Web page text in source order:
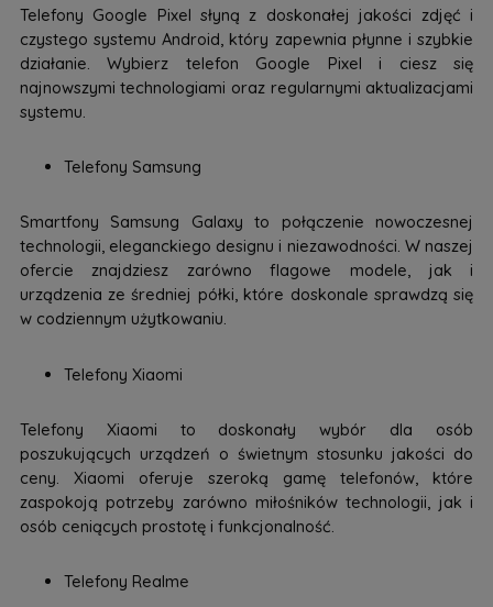
Telefony Google Pixel słyną z doskonałej jakości zdjęć i
czystego systemu Android, który zapewnia płynne i szybkie
działanie. Wybierz telefon Google Pixel i ciesz się
najnowszymi technologiami oraz regularnymi aktualizacjami
systemu.
Telefony Samsung
Smartfony Samsung Galaxy to połączenie nowoczesnej
technologii, eleganckiego designu i niezawodności. W naszej
ofercie znajdziesz zarówno flagowe modele, jak i
urządzenia ze średniej półki, które doskonale sprawdzą się
w codziennym użytkowaniu.
Telefony Xiaomi
Telefony Xiaomi to doskonały wybór dla osób
poszukujących urządzeń o świetnym stosunku jakości do
ceny. Xiaomi oferuje szeroką gamę telefonów, które
zaspokoją potrzeby zarówno miłośników technologii, jak i
osób ceniących prostotę i funkcjonalność.
Telefony Realme